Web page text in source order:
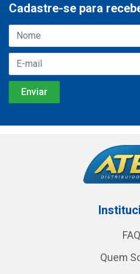
Cadastre-se para
FAQ
Quem